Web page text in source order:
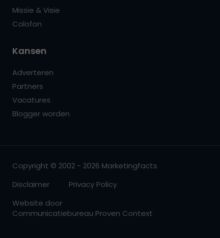
Missie & Visie
Colofon
Kansen
Adverteren
Partners
Vacatures
Blogger worden
Copyright © 2002 - 2026 Marketingfacts
Disclaimer
Privacy Policy
Website door
Communicatiebureau Proven Context